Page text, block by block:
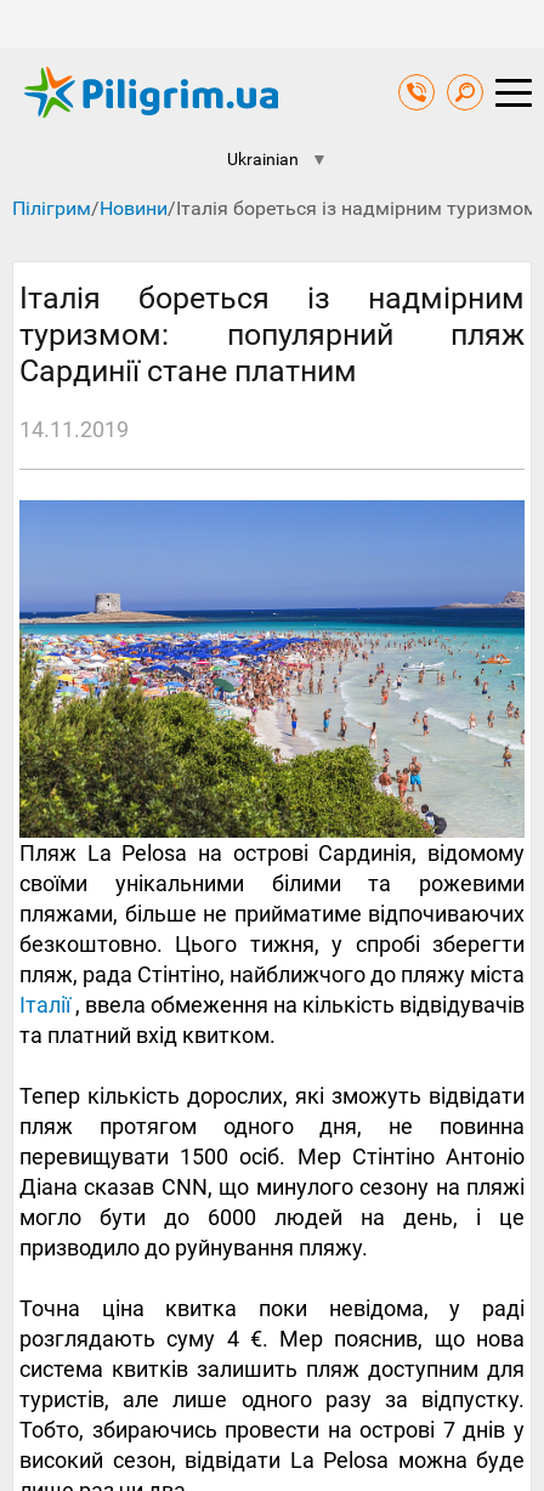
Ukrainian ▼
Пілігрим/Новини/Італія бореться із надмірним
Італія бореться із надмірним
туризмом: популярний пляж
Сардинії стане платним
14.11.2019
Пляж La Pelosa на острові Сардинія, відомому
своїми унікальними білими та рожевими
пляжами, більше не прийматиме відпочиваючих
безкоштовно. Цього тижня, у спробі зберегти
пляж, рада Стінтіно, найближчого до пляжу міста
Італії, ввела обмеження на кількість відвідувачів
та платний вхід квитком.
Тепер кількість дорослих, які зможуть відвідати
пляж протягом одного дня, не повинна
перевищувати 1500 осіб. Мер Стінтіно Антоніо
Діана сказав CNN, що минулого сезону на пляжі
могло бути до 6000 людей на день, і це
призводило до руйнування пляжу.
Точна ціна квитка поки невідома, у раді
розглядають суму 4 €. Мер пояснив, що нова
система квитків залишить пляж доступним для
туристів, але лише одного разу за відпустку.
Тобто, збираючись провести на острові 7 днів у
високий сезон, відвідати La Pelosa можна буде